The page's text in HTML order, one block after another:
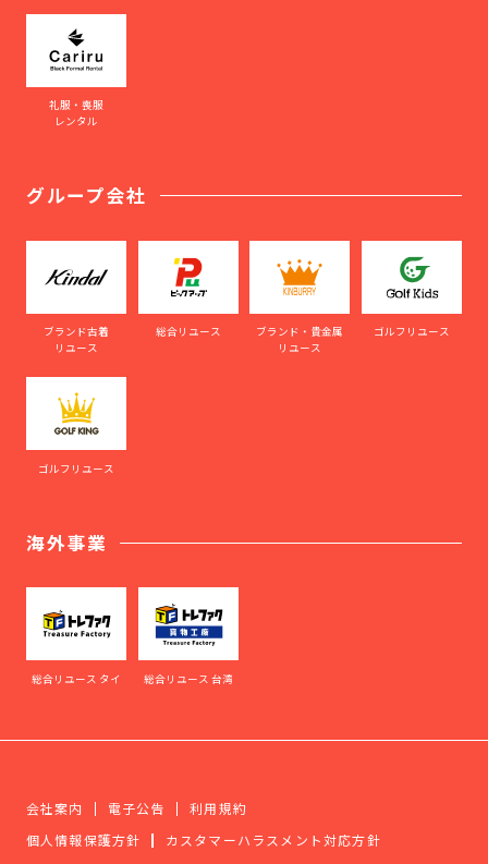
礼服・喪服
レンタル
グループ会社
ブランド古着
リユース
総合リユース
ブランド・貴金属
リユース
ゴルフリユース
ゴルフリユース
海外事業
総合リユース タイ 総合リユース 台湾
会社案内 電子公告
利用規約
個人情報保護方針
カスタマーハラスメント対応方針